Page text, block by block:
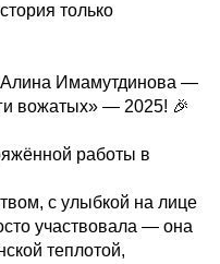
только
Имамутдинова —
вожатых» — 2025! 🎉
работы в
с улыбкой на лице
участвовала — она
теплотой,